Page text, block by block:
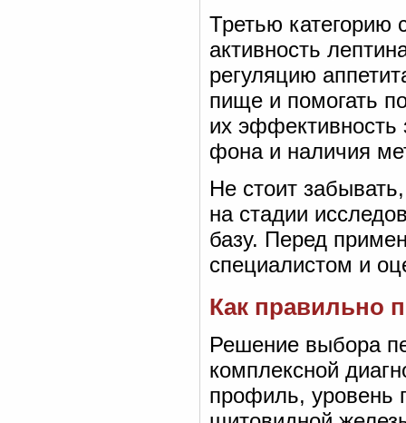
Третью категорию
активность
регуляцию
пище и помогать
их эффективность
фона и наличия
Не стоит
на стадии
базу. Перед
специалистом и
Как правильно
Решение выбора
комплексной
профиль, уровень